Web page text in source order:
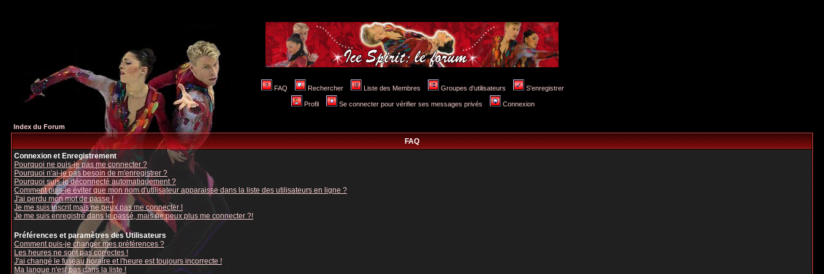
FAQ Rechercher Liste des Membres Groupes d'utilisateurs S'enregistrer
Profil Se connecter pour vérifier ses messages privés Connexion
Index du Forum
FAQ
Connexion et Enregistrement
Pourquoi ne puis-je pas me connecter ?
Pourquoi n'ai-je pas besoin de m'enregistrer ?
Pourquoi suis-je déconnecté automatiquement ?
Comment puis-je éviter que mon nom d'utilisateur apparaisse dans la liste des utilisateurs en ligne ?
J'ai perdu mon mot de passe !
Je me suis inscrit mais ne peux pas me connecter !
Je me suis enregistré dans le passé, mais ne peux plus me connecter ?!
Préférences et paramètres des Utilisateurs
Comment puis-je changer mes préférences ?
Les heures ne sont pas correctes !
J'ai changé le fuseau horaire et l'heure est toujours incorrecte !
Ma langue n'est pas dans la liste !